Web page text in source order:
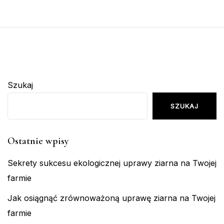
Szukaj
SZUKAJ
Ostatnie wpisy
Sekrety sukcesu ekologicznej uprawy ziarna na Twojej
farmie
Jak osiągnąć zrównoważoną uprawę ziarna na Twojej
farmie